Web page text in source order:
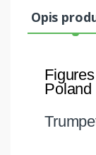
Opis
Poland